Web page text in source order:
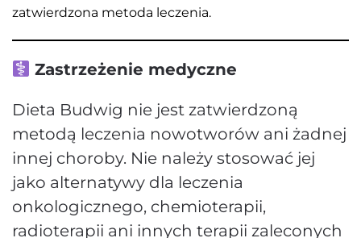
zatwierdzona metoda leczenia.
Zastrzeżenie medyczne
Dieta Budwig nie jest zatwierdzoną
metodą leczenia nowotworów ani żadnej
innej choroby. Nie należy stosować jej
jako alternatywy dla leczenia
onkologicznego, chemioterapii,
radioterapii ani innych terapii zaleconych